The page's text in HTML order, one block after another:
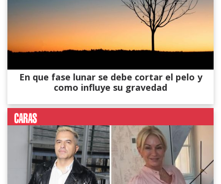
En que fase lunar se debe cortar el pelo y
como influye su gravedad